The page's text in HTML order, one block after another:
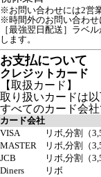
※お問い合わせには2営
※時間外のお問い合わせ
［最強翌日配送］ラベ
お支払について
クレジットカード
【取扱カード】
取り扱いカードは以
すべてのカード会
カード会社
VISA
リボ,分割（
MASTER
リボ,分割（
JCB
リボ,分割（
Diners
リボ